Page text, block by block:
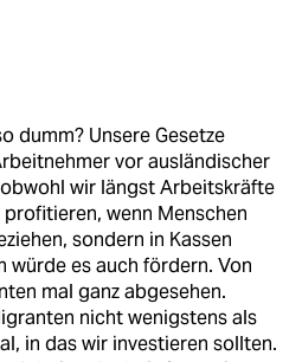
dumm? Unsere Gesetze
vor ausländischer
wir längst Arbeitskräfte
wenn Menschen
sondern in Kassen
würde es auch fördern. Von
mal ganz abgesehen.
nicht wenigstens als
in das wir investieren sollten.